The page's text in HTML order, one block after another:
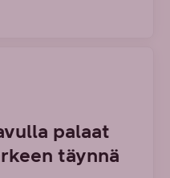
palaat
täynnä